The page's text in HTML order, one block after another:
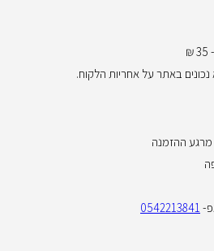
באתר על אחריות הלקוח.
0542213841